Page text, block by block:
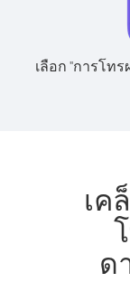
เลือก "การโท
เค
ด